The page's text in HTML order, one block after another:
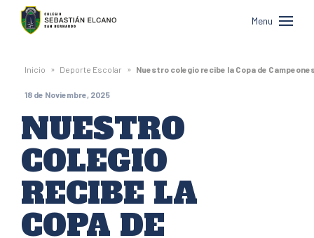
Colegio
Sebastián
Elcano
de
San
Bernardo
Menu
Inicio » Deporte Escolar » Nuestro colegio recibe la Copa de
18 de Noviembre, 2025
NUESTRO
COLEGIO
RECIBE LA
COPA DE